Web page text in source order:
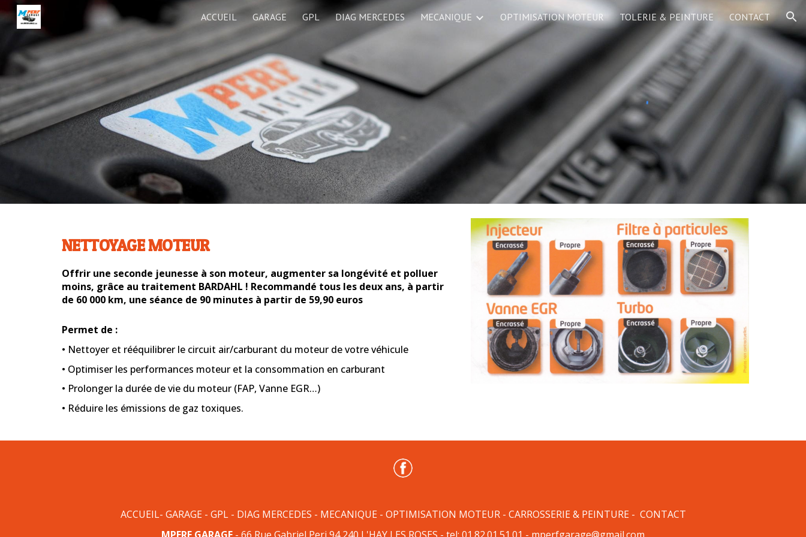
Skip to main content Skip to navigation
ACCUEIL GARAGE GPL DIAG MERCEDES MECANIQUE OPTIMISATION MOTEUR TOLERIE & PEINTURE CONTACT
NETTOYAGE MOTEUR
Offrir une seconde jeunesse à son moteur, augmenter sa longévité et polluer
moins, grâce au traitement BARDAHL ! Recommandé tous les deux ans, à partir
de 60 000 km, une séance de 90 minutes à partir de 59,90 euros
Permet de :
• Nettoyer et rééquilibrer le circuit air/carburant du moteur de votre véhicule
• Optimiser les performances moteur et la consommation en carburant
• Prolonger la durée de vie du moteur (FAP, Vanne EGR…)
• Réduire les émissions de gaz toxiques.
ACCUEIL- GARAGE- GPL - DIAG MERCEDES - MECANIQUE - OPTIMISATION MOTEUR- CARROSSERIE & PEINTURE - CONTACT